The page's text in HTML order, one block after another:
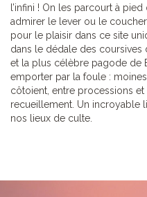
l’infini ! On les parcourt à
admirer le lever ou le
pour le plaisir dans ce site
dans le dédale des coursives
et la plus célèbre pagode de
emporter par la foule :
côtoient, entre processions
recueillement. Un incroyable
nos lieux de culte.